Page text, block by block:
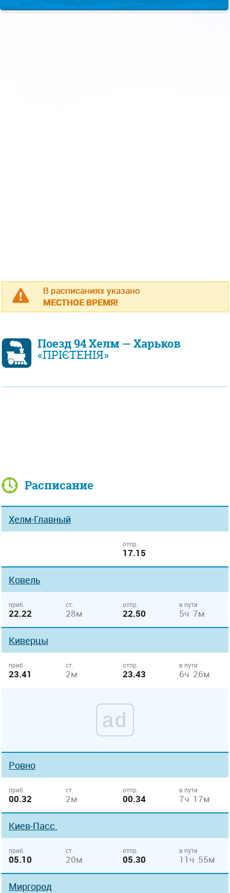
В расписаниях указано
МЕСТНОЕ ВРЕМЯ!
Поезд 94 Хелм — Харьков
«ПРІЄТЕНІЯ»
Расписание
Хелм-Главный
отпр.
17.15
Ковель
приб.
22.22
ст.
28м
отпр.
22.50
в пути
5ч 7м
Киверцы
приб.
23.41
ст.
2м
отпр.
23.43
в пути
6ч 26м
ad
Ровно
приб.
00.32
ст.
2м
отпр.
00.34
в пути
7ч 17м
Киев-Пасс.
приб.
05.10
ст.
20м
отпр.
05.30
в пути
11ч 55м
Миргород